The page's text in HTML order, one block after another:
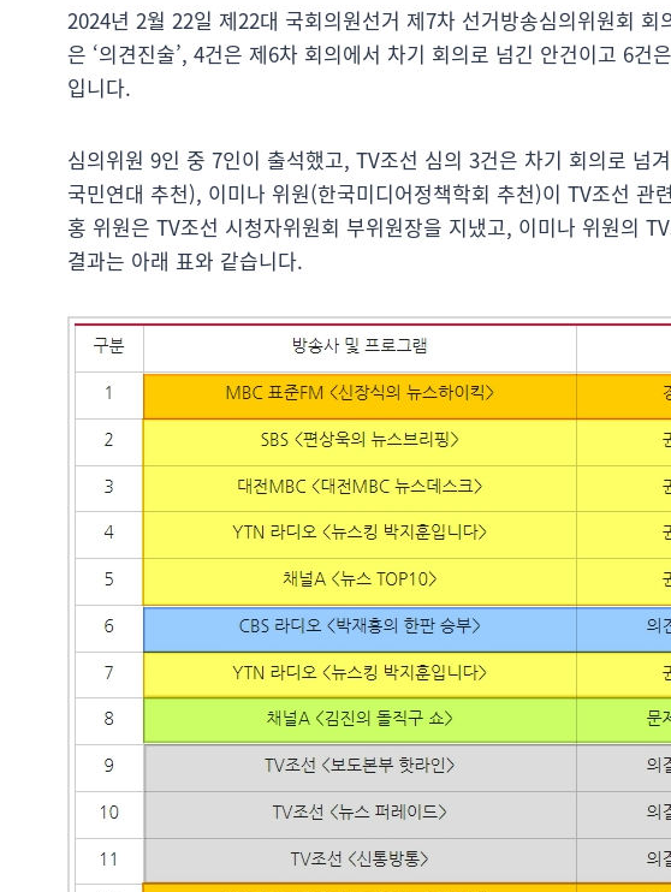
2024년 2월 22일 제22대 국회의원선거 제7차 선거방송심의위원회
은 ‘의견진술’, 4건은 제6차 회의에서 차기 회의로 넘긴 안건이고 6
입니다.
심의위원 9인 중 7인이 출석했고, TV조선 심의 3건은 차기 회의로 넘
국민연대 추천), 이미나 위원(한국미디어정책학회 추천)이 TV조선 관
홍 위원은 TV조선 시청자위원회 부위원장을 지냈고, 이미나 위원의
결과는 아래 표와 같습니다.